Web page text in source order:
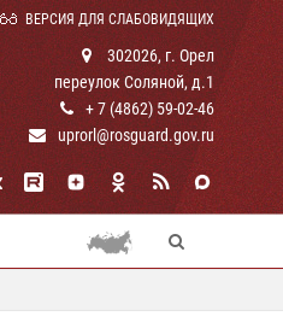
ВЕРСИЯ ДЛЯ СЛАБОВИДЯЩИХ
302026, г. Орел
переулок Соляной, д.1
+ 7 (4862) 59-02-46
uprorl@rosguard.gov.ru